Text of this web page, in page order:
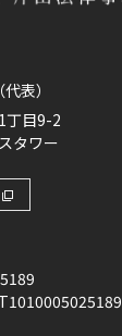
（代表）
丁目9-2
タワー
T1010005025189